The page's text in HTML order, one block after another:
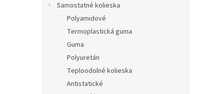
Samostatné kolieska
Polyamidové
Termoplastická guma
Guma
Polyuretán
Teploodolné kolieska
Antistatické